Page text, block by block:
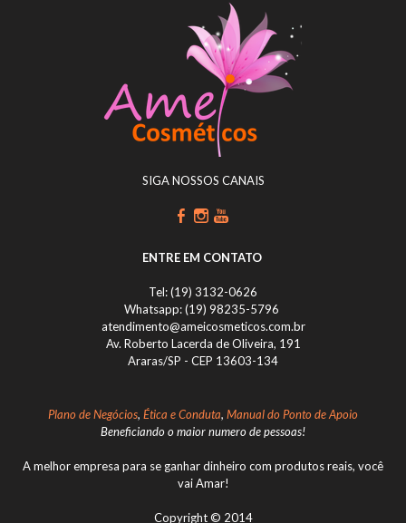
SIGA NOSSOS CANAIS
ENTRE EM CONTATO
Tel: (19) 3132-0626
Whatsapp: (19) 98235-5796
atendimento@ameicosmeticos.com.br
Av. Roberto Lacerda de Oliveira, 191
Araras/SP - CEP 13603-134
Plano de Negócios, Ética e Conduta, Manual do Ponto de Apoio
Beneficiando o maior numero de pessoas!
A melhor empresa para se ganhar dinheiro com produtos reais, você
vai Amar!
Copyright © 2014